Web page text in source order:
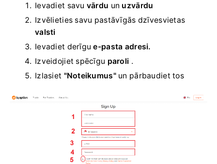
Ievadiet savu vārdu un uzvārdu
Izvēlieties savu pastāvīgās dzīvesvietas
valsti
Ievadiet derīgue-pasta adresi.
Izveidojiet spēcīgu paroli .
Izlasiet "Noteikumus"un pārbaudiet tos